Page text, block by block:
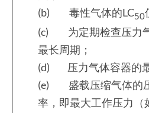
(b) 毒性气体的LC50
(c) 为定期检查压力
最长周期；
(d) 压力气体容器的最
(e) 盛载压缩气体的
率，即最大工作压力（